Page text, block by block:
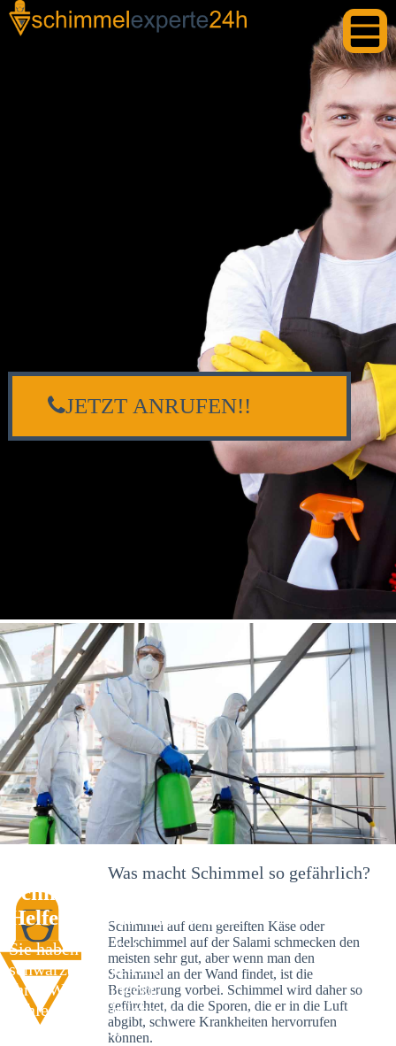
Schimmelexperte in Berlin – Ihr
Helfer an Ort und Stelle
Sie haben kürzlich
schwarze Flecken an
Ihrer Wand entdeckt?
Schlechte Nachrichten:
Sie haben einen
JETZT ANRUFEN!!
Was macht Schimmel so gefährlich?
Schimmel auf dem gereiften Käse oder
Edelschimmel auf der Salami schmecken den
meisten sehr gut, aber wenn man den
Schimmel an der Wand findet, ist die
Begeisterung vorbei. Schimmel wird daher so
gefürchtet, da die Sporen, die er in die Luft
abgibt, schwere Krankheiten hervorrufen
können.